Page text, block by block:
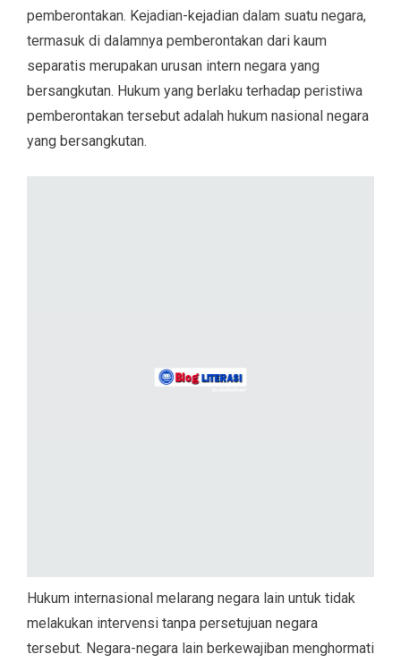
pemberontakan. Kejadian-kejadian dalam suatu negara,
termasuk di dalamnya pemberontakan dari kaum
separatis merupakan urusan intern negara yang
bersangkutan. Hukum yang berlaku terhadap peristiwa
pemberontakan tersebut adalah hukum nasional negara
yang bersangkutan.
Hukum internasional melarang negara lain untuk tidak
melakukan intervensi tanpa persetujuan negara
tersebut. Negara-negara lain berkewajiban menghormati